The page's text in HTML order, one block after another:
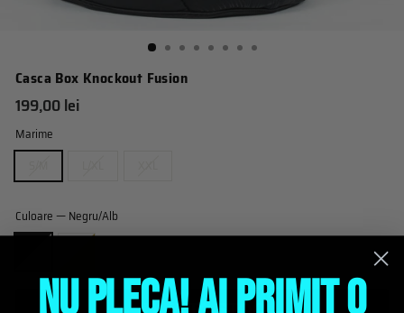
Casca Box Knockout Fusion
Pret
obisnuit
199,00 lei
Marime
Culoare—Negru/Alb
NU PLECA! AI PRIMIT O